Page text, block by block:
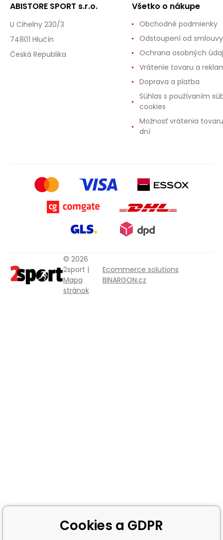
ABISTORE SPORT s.r.o.
U Cihelny 230/3
74801 Hlučín
Česká Republika
Všetko o nákupe
Obchodné podmienky
Odstoupení od smlouvy
Ochrana osobných
Vrátenie tovaru a
Doprava a platba
Súhlas s používaním
cookies
Možnosť vrátenia
dní
© 2026
2sport |
Mapa
stránok
Ecommerce solutions
BINARGON.cz
Cookies a GDPR